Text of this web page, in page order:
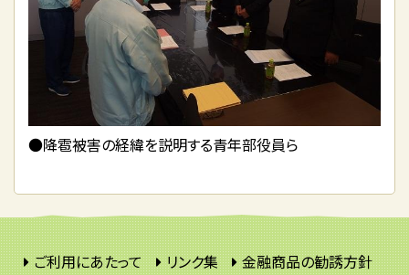
●降雹被害の経緯を説明する青年部役員ら
ご利用にあたって リンク集
金融商品の勧誘方針